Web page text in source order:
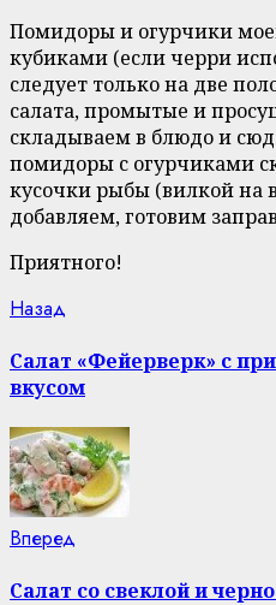
Помидоры и огурчики
кубиками (если черри
следует только на две
салата, промытые и
складываем в блюдо и
помидоры с огурчиками
кусочки рыбы (вилкой на
добавляем, готовим
Приятного!
Continue
Reading
Назад
Салат «Фейерверк» с
вкусом
Вперед
Салат со свеклой и